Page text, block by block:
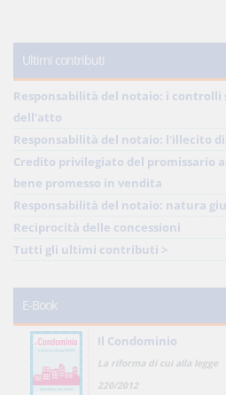
Ultimi contributi
Responsabilità del notaio: i controlli
dell'atto
Responsabilità del notaio: l'illecito
Credito privilegiato del promissario
bene promesso in vendita
Responsabilità del notaio: natura
Reciprocità delle concessioni
Tutti gli ultimi contributi >
E-Book
Il Condominio
La riforma di cui alla legge
220/2012